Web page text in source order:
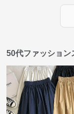
50代ファッション